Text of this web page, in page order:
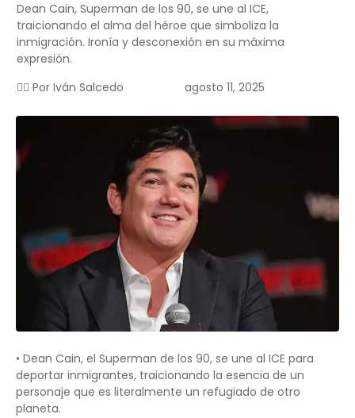
Dean Cain, Superman de los 90, se une al ICE,
traicionando el alma del héroe que simboliza la
inmigración. Ironía y desconexión en su máxima
expresión.
✍🏻 Por Iván Salcedo agosto 11, 2025
• Dean Cain, el Superman de los 90, se une al ICE para
deportar inmigrantes, traicionando la esencia de un
personaje que es literalmente un refugiado de otro
planeta.